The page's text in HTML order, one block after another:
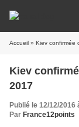
Accueil » Kiev confirmée
Kiev
2017
Publié le 12/12/2016
Par France12points